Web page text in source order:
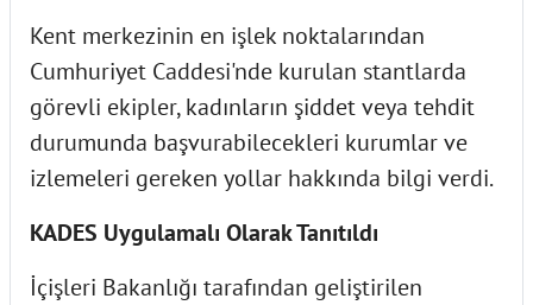
Kent merkezinin en işlek noktalarından
Cumhuriyet Caddesi'nde kurulan stantlarda
görevli ekipler, kadınların şiddet veya tehdit
durumunda başvurabilecekleri kurumlar ve
izlemeleri gereken yollar hakkında bilgi verdi.
KADES Uygulamalı Olarak Tanıtıldı
İçişleri Bakanlığı tarafından geliştirilen